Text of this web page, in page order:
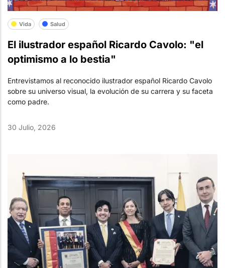
Vida Salud
El ilustrador español Ricardo Cavolo: "el
optimismo a lo bestia"
Entrevistamos al reconocido ilustrador español Ricardo Cavolo
sobre su universo visual, la evolución de su carrera y su faceta
como padre.
30 Julio, 2026